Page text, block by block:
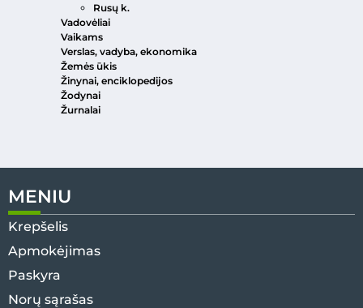
Rusų k.
Vadovėliai
Vaikams
Verslas, vadyba, ekonomika
Žemės ūkis
Žinynai, enciklopedijos
Žodynai
Žurnalai
MENIU
Krepšelis
Apmokėjimas
Paskyra
Norų sąrašas